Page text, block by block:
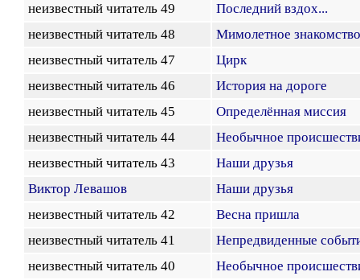
неизвестный читатель 49
Последний вздох...
неизвестный читатель 48
Мимолетное знакомство
неизвестный читатель 47
Цирк
неизвестный читатель 46
История на дороге
неизвестный читатель 45
Определённая миссия
неизвестный читатель 44
Необычное
неизвестный читатель 43
Наши друзья
Виктор Левашов
Наши друзья
неизвестный читатель 42
Весна пришла
неизвестный читатель 41
Непредвиденные
неизвестный читатель 40
Необычное